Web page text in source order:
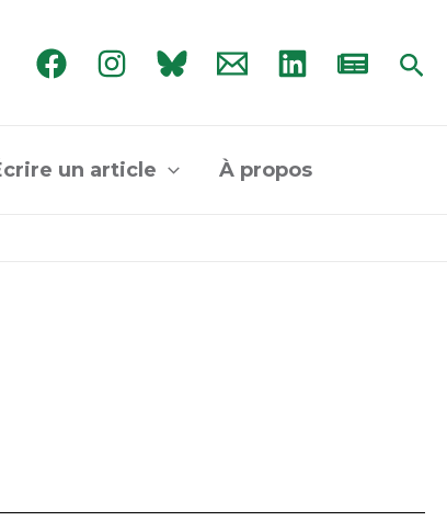
un article À propos